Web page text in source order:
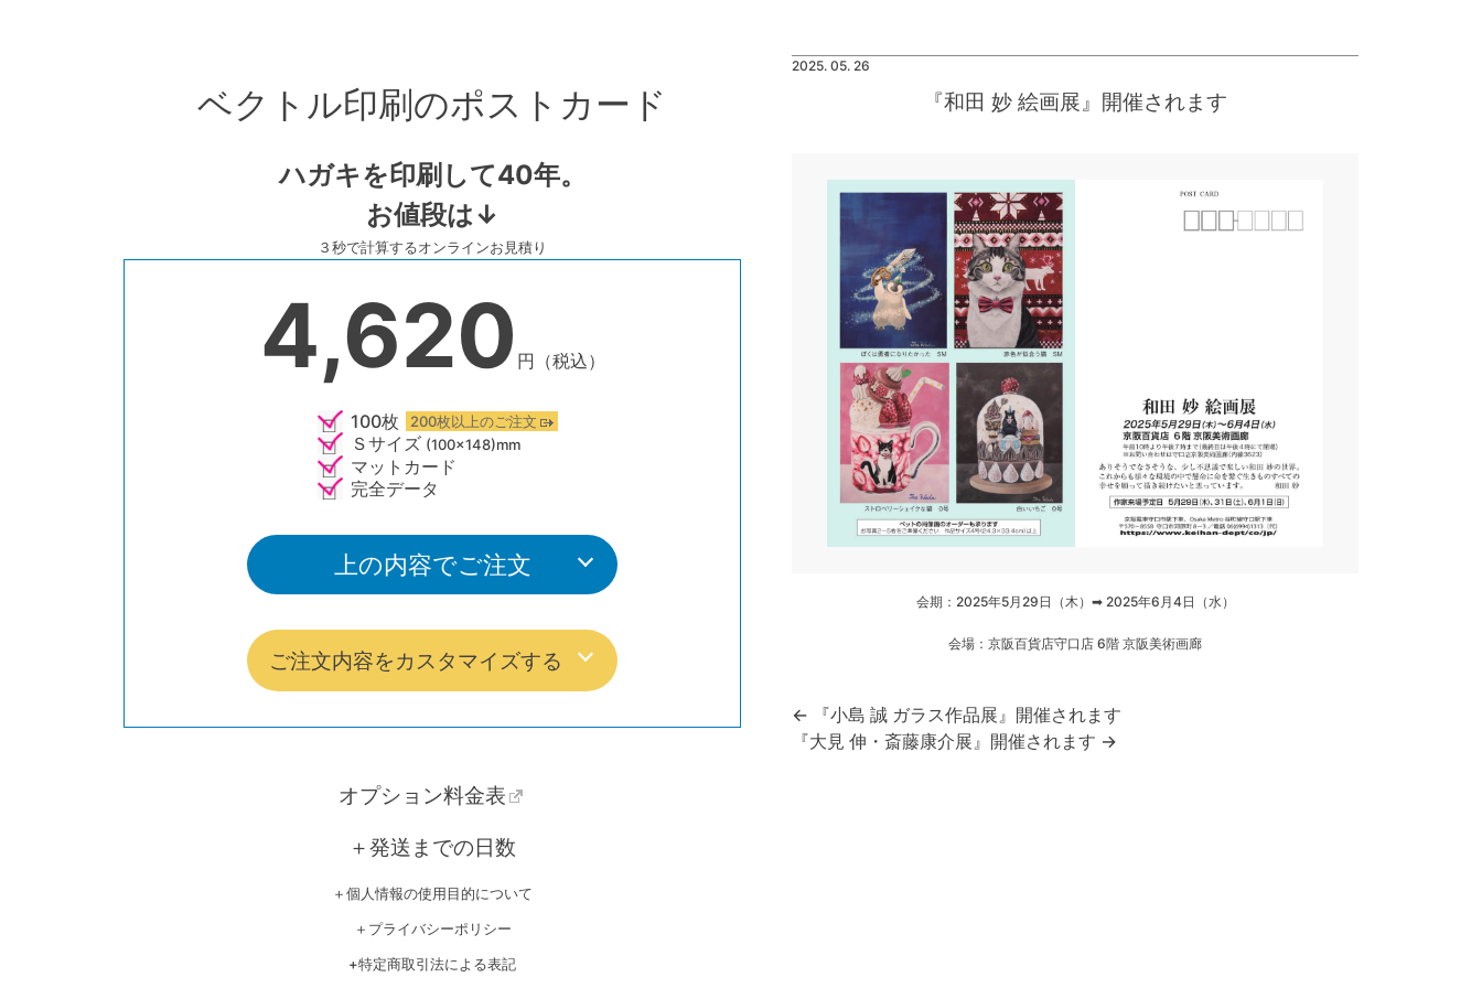
ベクトル印刷のポストカード
ハガキを印刷して40年。
お値段は↓
３秒で計算するオンラインお見積り
4,620 円（税込）
100枚 200枚以上のご注文
Ｓサイズ (100×148)mm
マットカード
完全データ
上の内容でご注文
ご注文内容をカスタマイズする
オプション料金表
＋発送までの日数
＋個人情報の使用目的について
＋プライバシーポリシー
+特定商取引法による表記
2025. 05. 26
『和田 妙 絵画展』開催されます
会期：2025年5月29日（木）➡ 2025年6月4日（水）
会場：京阪百貨店守口店 6階 京阪美術画廊
投
稿
← 『小島 誠 ガラス作品展』開催されます
『大見 伸・斎藤康介展』開催されます →